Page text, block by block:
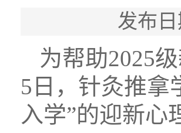
发布
为帮助2025
5日，针灸推拿
入学”的迎新心